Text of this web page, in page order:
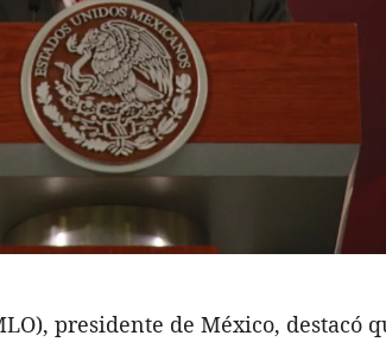
presidente de México, destacó